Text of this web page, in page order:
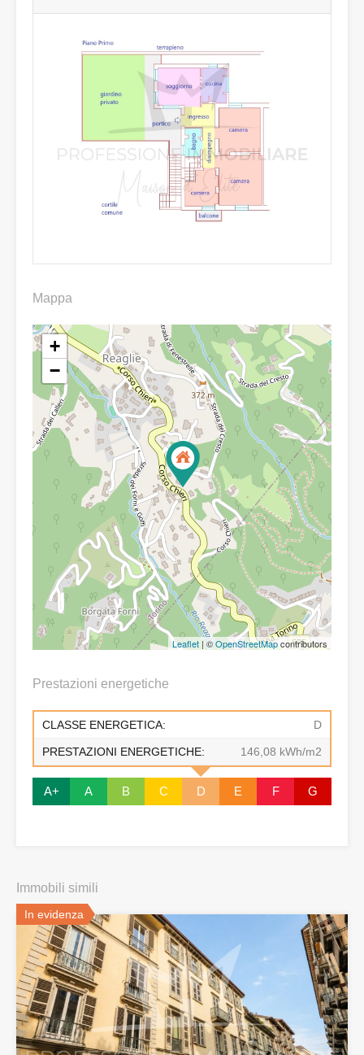
Mappa
+
−
Leaflet | ©OpenStreetMapcontributors
Prestazioni energetiche
CLASSE ENERGETICA: D
PRESTAZIONI ENERGETICHE: 146,08 kWh/m2
A+ A B C D E F G
Immobili simili
In evidenza